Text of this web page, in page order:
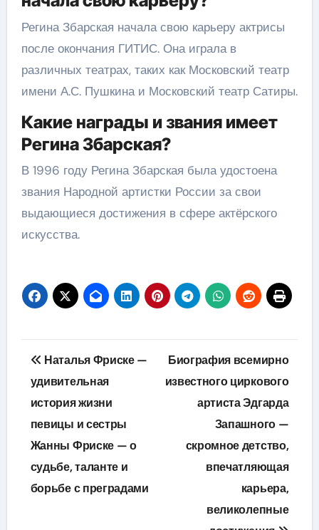
Регина Збарская начала свою карьеру актрисы
после окончания ГИТИС. Она играла в
различных театрах, таких как Московский театр
имени А.С. Пушкина и Московский театр Сатиры.
Какие награды и звания имеет
Регина Збарская?
В 1996 году Регина Збарская была удостоена
звания Народной артистки России за свои
выдающиеся достижения в сфере актёрского
искусства.
Навигация
по
записям
Наталья Фриске —
удивительная
история жизни
певицы и сестры
Жанны Фриске — о
судьбе, таланте и
борьбе с преградами
Биография всемирно
известного циркового
артиста Эдгарда
Запашного —
скромное детство,
впечатляющая
карьера,
великолепные